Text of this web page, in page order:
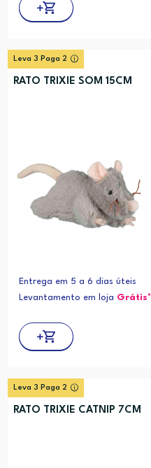
Leva 3 Paga 2
RATO TRIXIE SOM 15CM
Entrega em 5 a 6 dias úteis
Levantamento em loja Grátis*
Leva 3 Paga 2
RATO TRIXIE CATNIP 7CM